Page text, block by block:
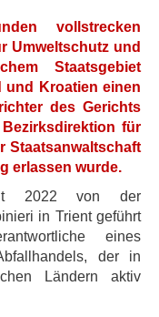
vollstrecken
Umweltschutz und
Staatsgebiet
und Kroatien einen
des Gerichts
für
Staatsanwaltschaft
erlassen wurde.
2022 von der
in Trient geführt
eines
der in
Ländern aktiv